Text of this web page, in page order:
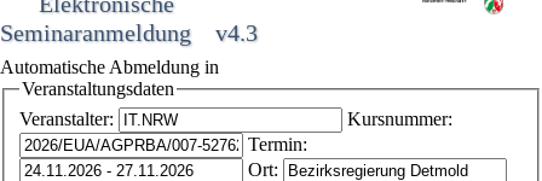
Seminaranmeldung v4.3
Automatische Abmeldung in
Veranstaltungsdaten
Veranstalter:
Kursnummer:
Termin:
Ort: